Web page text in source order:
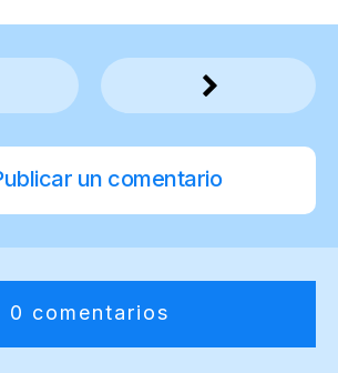
un comentario
0 comentarios